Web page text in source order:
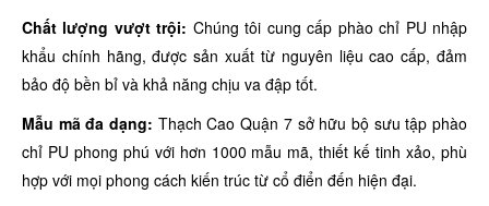
Chất lượng vượt trội: Chúng tôi cung cấp phào chỉ PU nhập
khẩu chính hãng, được sản xuất từ nguyên liệu cao cấp, đảm
bảo độ bền bỉ và khả năng chịu va đập tốt.
Mẫu mã đa dạng: Thạch Cao Quận 7 sở hữu bộ sưu tập phào
chỉ PU phong phú với hơn 1000 mẫu mã, thiết kế tinh xảo, phù
hợp với mọi phong cách kiến trúc từ cổ điển đến hiện đại.